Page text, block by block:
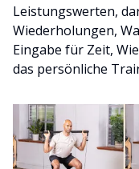
Leistungswerten,
Wiederholungen,
Eingabe für Zeit,
das persönliche